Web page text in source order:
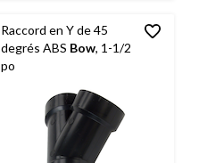
Raccord en Y de 45
degrés ABS Bow, 1-1/2
po